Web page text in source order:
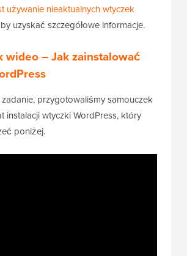
używanie nieaktualnych wtyczek
uzyskać szczegółowe informacje.
wideo – Jak zainstalować
zadanie, przygotowaliśmy samouczek
instalacji wtyczki WordPress, który
poniżej.